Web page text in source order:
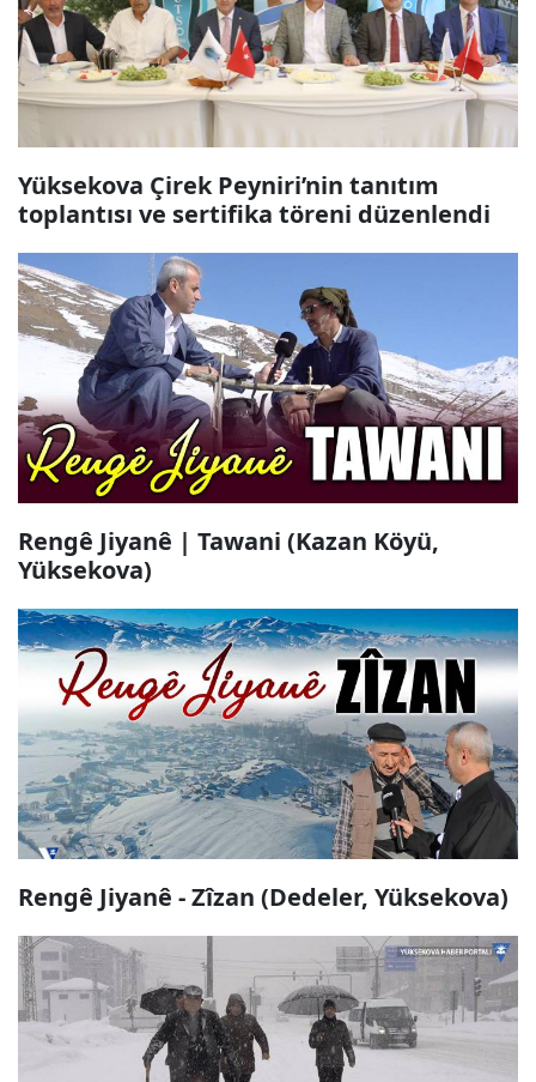
Yüksekova Çirek Peyniri’nin tanıtım
toplantısı ve sertifika töreni düzenlendi
Rengê Jiyanê | Tawani (Kazan Köyü,
Yüksekova)
Rengê Jiyanê - Zîzan (Dedeler, Yüksekova)